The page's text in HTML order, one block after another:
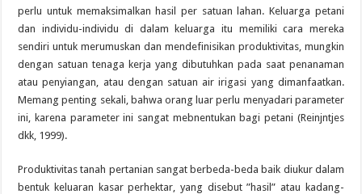
perlu untuk memaksimalkan hasil per satuan lahan. Keluarga petani
dan individu-individu di dalam keluarga itu memiliki cara mereka
sendiri untuk merumuskan dan mendefinisikan produktivitas, mungkin
dengan satuan tenaga kerja yang dibutuhkan pada saat penanaman
atau penyiangan, atau dengan satuan air irigasi yang dimanfaatkan.
Memang penting sekali, bahwa orang luar perlu menyadari parameter
ini, karena parameter ini sangat mebnentukan bagi petani (Reinjntjes
dkk, 1999).
Produktivitas tanah pertanian sangat berbeda-beda baik diukur dalam
bentuk keluaran kasar perhektar, yang disebut ”hasil” atau kadang-